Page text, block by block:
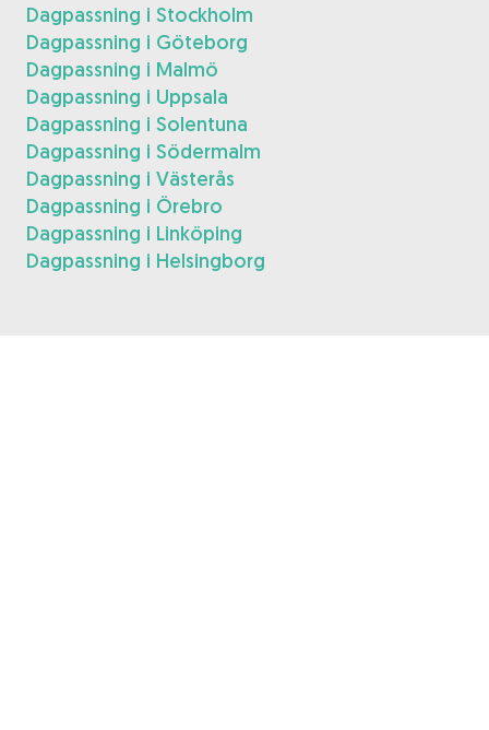
Dagpassning i Stockholm
Dagpassning i Göteborg
Dagpassning i Malmö
Dagpassning i Uppsala
Dagpassning i Solentuna
Dagpassning i Södermalm
Dagpassning i Västerås
Dagpassning i Örebro
Dagpassning i Linköping
Dagpassning i Helsingborg